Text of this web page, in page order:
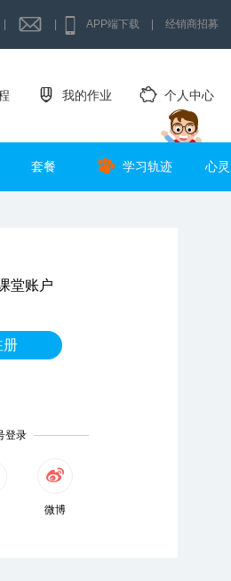
APP端下载 经销商招募
我的作业 个人中心
套餐 学习轨迹 心
堂账户
册
登录
微博